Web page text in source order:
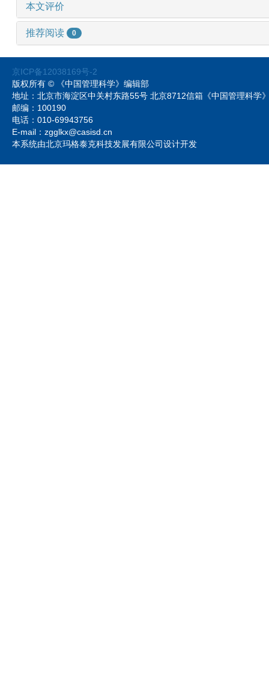
本文评价
推荐阅读 0
京ICP备12038169号-2
版权所有 © 《中国管理科学》编辑部
地址：北京市海淀区中关村东路55号 北京8712信箱《中国管理科
邮编：100190
电话：010-69943756
E-mail：zgglkx@casisd.cn
本系统由北京玛格泰克科技发展有限公司设计开发